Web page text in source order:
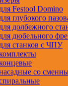
Festool Domino
глубокого
долбежного
дюбельного
станков с ЧПУ
со